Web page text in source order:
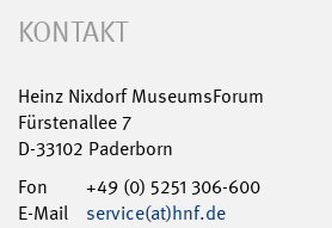
KONTAKT
Heinz Nixdorf MuseumsForum
Fürstenallee 7
D-33102 Paderborn
Fon
+49 (0) 5251 306-600
E-Mail
service(at)hnf.de